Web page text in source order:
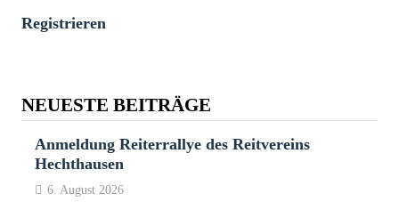
Registrieren
NEUESTE BEITRÄGE
Anmeldung Reiterrallye des Reitvereins
Hechthausen
6. August 2026